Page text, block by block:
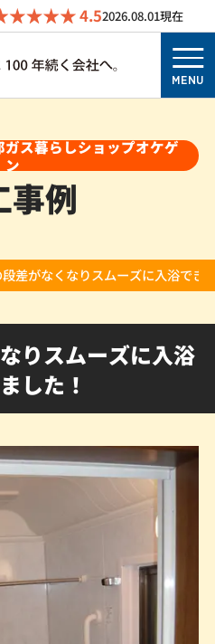
4.52026.08.01現在
MENU
ス暮らしショップオケゲ
ン
事例
差がなくなりスムーズに入浴でき
りスムーズに入浴
した！